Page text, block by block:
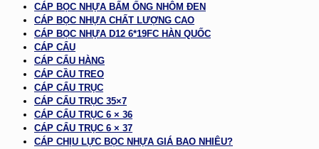
CÁP BỌC NHỰA BẤM ỐNG NHÔM ĐEN
CÁP BỌC NHỰA CHẤT LƯỢNG CAO
CÁP BỌC NHỰA D12 6*19FC HÀN QUỐC
CÁP CẨU
CÁP CẨU HÀNG
CÁP CẦU TREO
CÁP CẨU TRỤC
CÁP CẨU TRỤC 35×7
CÁP CẨU TRỤC 6 × 36
CÁP CẨU TRỤC 6 × 37
CÁP CHỊU LỰC BỌC NHỰA GIÁ BAO NHIÊU?